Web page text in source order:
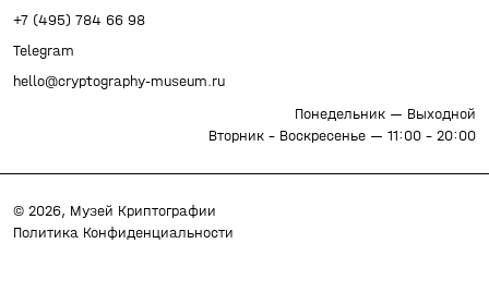
© 2026, Музей Криптографии
Политика Конфиденциальности
+7 (495) 784 66 98
Telegram
hello@cryptography-museum.ru
Понедельник — Выходной
Вторник – Воскресенье — 11:00 – 20:00